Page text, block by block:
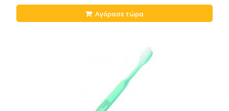
Αγόρασε τώρα